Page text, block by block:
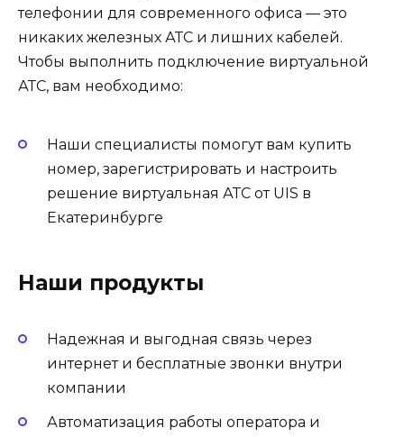
телефонии для современного офиса — это
никаких железных АТС и лишних кабелей.
Чтобы выполнить подключение виртуальной
АТС, вам необходимо:
Наши специалисты помогут вам купить
номер, зарегистрировать и настроить
решение виртуальная АТС от UIS в
Екатеринбурге
Наши продукты
Надежная и выгодная связь через
интернет и бесплатные звонки внутри
компании
Автоматизация работы оператора и